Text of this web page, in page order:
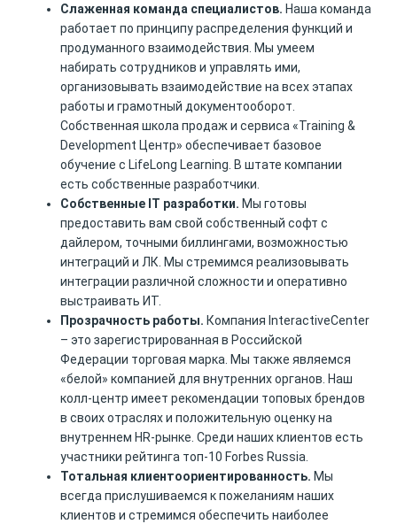
Слаженная команда специалистов. Наша команда
работает по принципу распределения функций и
продуманного взаимодействия. Мы умеем
набирать сотрудников и управлять ими,
организовывать взаимодействие на всех этапах
работы и грамотный документооборот.
Собственная школа продаж и сервиса «Training &
Development Центр» обеспечивает базовое
обучение с LifeLong Learning. В штате компании
есть собственные разработчики.
Собственные IT разработки. Мы готовы
предоставить вам свой собственный софт с
дайлером, точными биллингами, возможностью
интеграций и ЛК. Мы стремимся реализовывать
интеграции различной сложности и оперативно
выстраивать ИТ.
Прозрачность работы. Компания InteractiveCenter
– это зарегистрированная в Российской
Федерации торговая марка. Мы также являемся
«белой» компанией для внутренних органов. Наш
колл-центр имеет рекомендации топовых брендов
в своих отраслях и положительную оценку на
внутреннем HR-рынке. Среди наших клиентов есть
участники рейтинга топ-10 Forbes Russia.
Тотальная клиентоориентированность. Мы
всегда прислушиваемся к пожеланиям наших
клиентов и стремимся обеспечить наиболее